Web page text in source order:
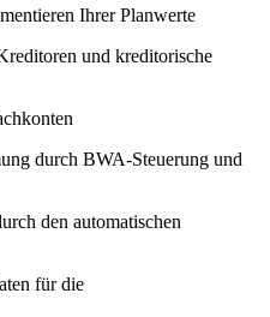
Ihrer Planwerte
und kreditorische
durch BWA-Steuerung und
den automatischen
für die